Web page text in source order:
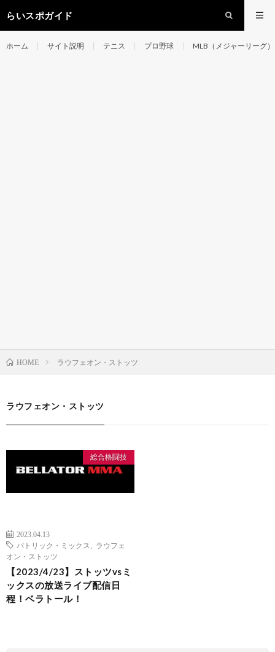
らいスポガイド
ホーム サイト説明 テニス プロ野球 MLB（メジャーリーグ）
HOME ラウフェオン・ストッツ
ラウフェオン・ストッツ
総合格闘技
2023.04.13
パトリック・ミックス
ラウフェ
オン・ストッツ
【2023/4/23】ストッツvsミ
ックスの放送ライブ配信日
程！ベラトール！